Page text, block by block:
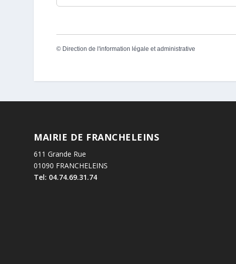
© Direction de l'information légale et administrative
MAIRIE DE FRANCHELEINS
611 Grande Rue
01090 FRANCHELEINS
Tel: 04.74.69.31.74